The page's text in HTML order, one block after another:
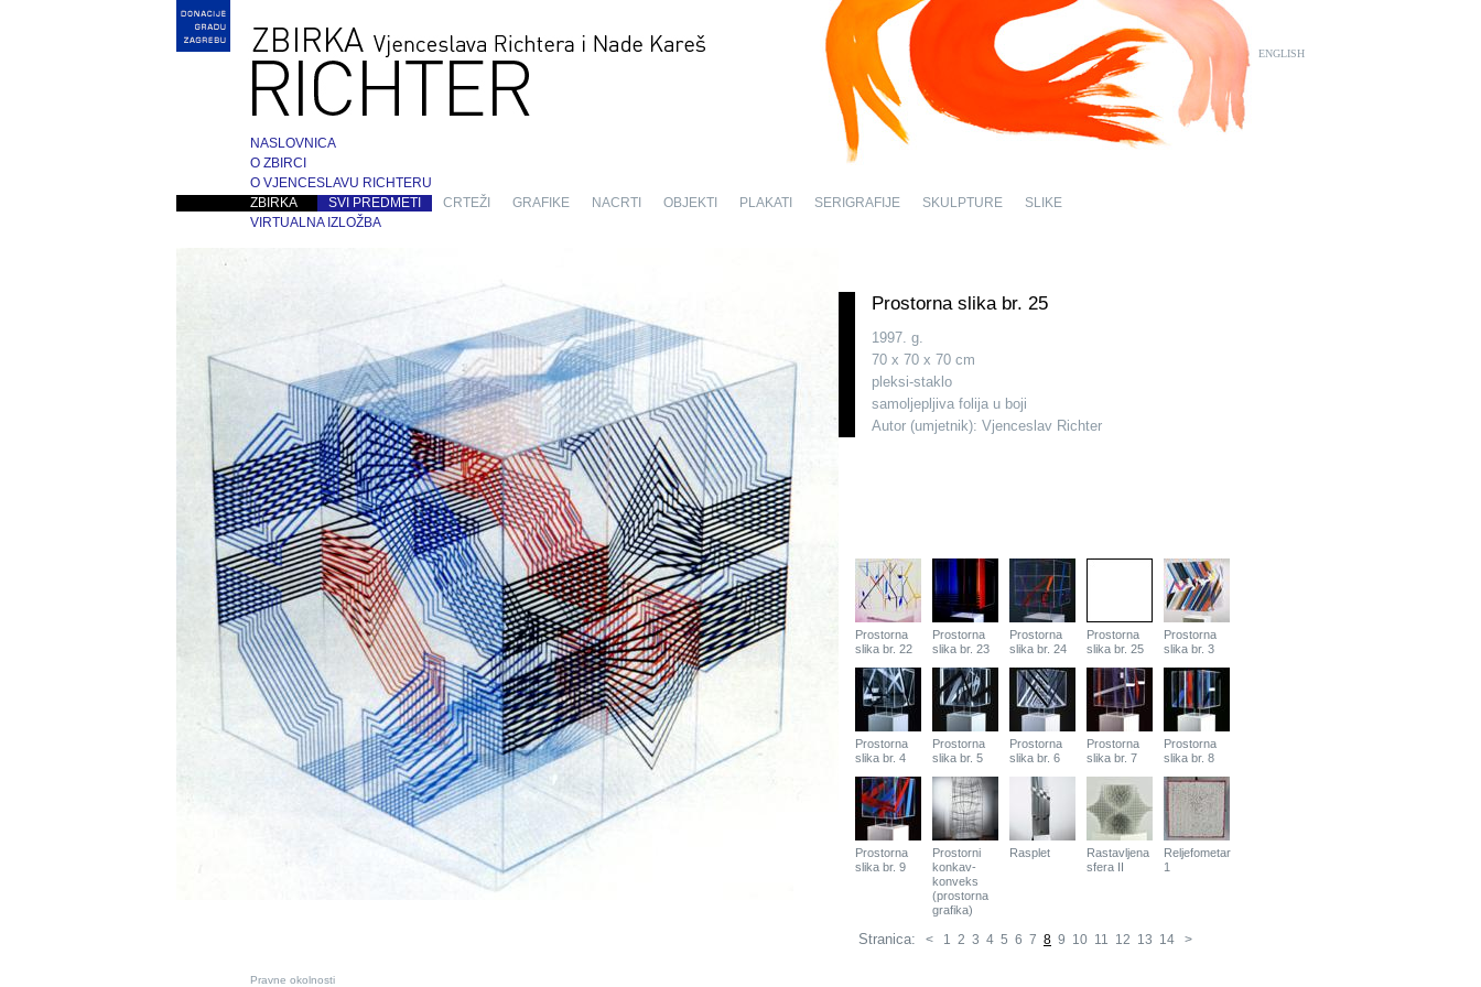
ENGLISH
NASLOVNICA
O ZBIRCI
O VJENCESLAVU RICHTERU
ZBIRKA
SVI PREDMETI CRTEŽI GRAFIKE NACRTI OBJEKTI PLAKATI SERIGRAFIJE SKULPTURE
SLIKE
VIRTUALNA IZLOŽBA
Prostorna slika br. 25
1997. g.
70 x 70 x 70 cm
pleksi-staklo
samoljepljiva folija u boji
Autor (umjetnik): Vjenceslav Richter
Prostorna
slika br. 22
Prostorna
slika br. 23
Prostorna
slika br. 24
Prostorna
slika br. 25
Prostorna
slika br. 3
Prostorna
slika br. 4
Prostorna
slika br. 5
Prostorna
slika br. 6
Prostorna
slika br. 7
Prostorna
slika br. 8
Prostorna
slika br. 9
Prostorni
konkav-
konveks
(prostorna
grafika)
Rasplet
Rastavljena
sfera II
Reljefometar
1
Stranica: < 1 2 3 4 5 6 7 8 9 10 11 12 13 14 >
Pravne okolnosti